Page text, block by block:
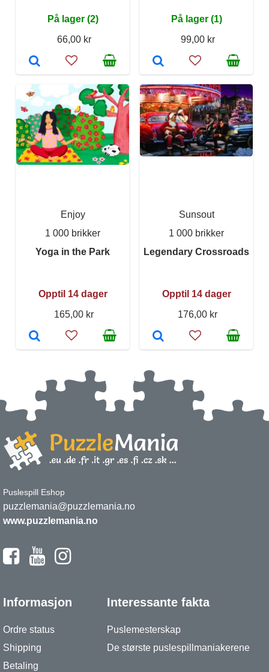
På lager (2)
66,00 kr
På lager (1)
99,00 kr
Enjoy
1 000 brikker
Yoga in the Park
Opptil 14 dager
165,00 kr
Sunsout
1 000 brikker
Legendary Crossroads
Opptil 14 dager
176,00 kr
Puslespill Eshop
puzzlemania@puzzlemania.no
www.puzzlemania.no
Informasjon
Ordre status
Shipping
Betaling
Interessante fakta
Puslemesterskap
De største puslespillmaniakerene